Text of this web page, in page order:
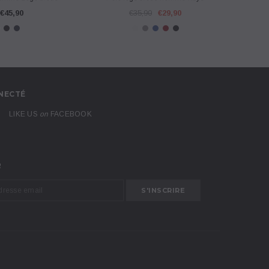
€45,90 €29,90
LIKE US on FACEBOOK